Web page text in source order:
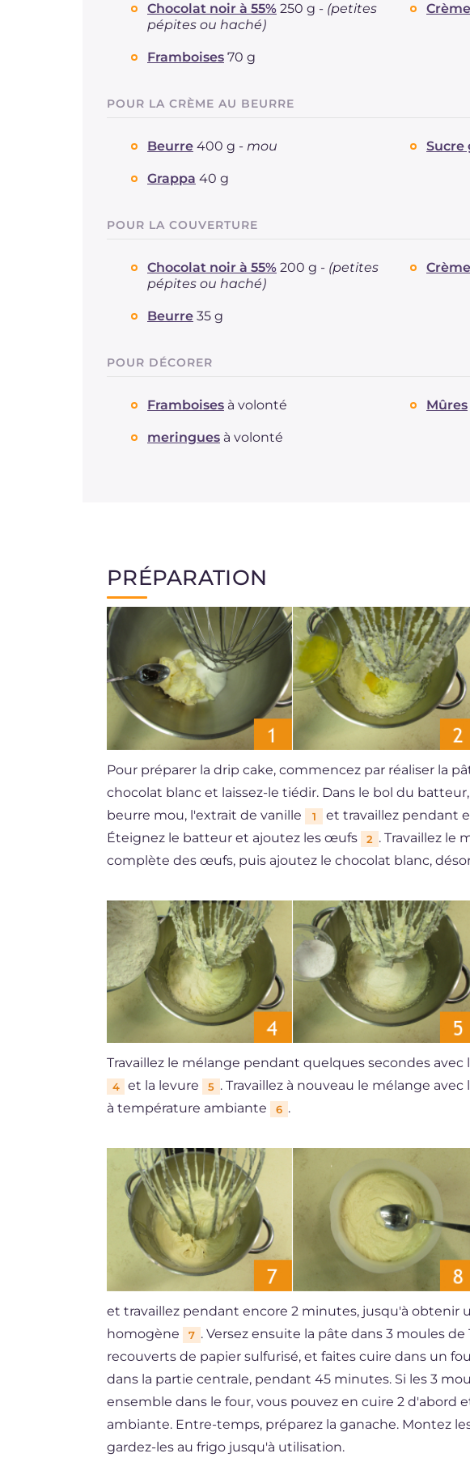
Chocolat noir à 55% 250 g - (petites
pépites ou haché)
Framboises 70 g
POUR LA CRÈME AU BEURRE
Beurre 400 g - mou Sucre
Grappa 40 g
POUR LA COUVERTURE
Chocolat noir à 55% 200 g - (petites
pépites ou haché)
Beurre 35 g
POUR DÉCORER
Framboises à volonté Mûres
meringues à volonté
PRÉPARATION
Pour préparer la drip cake, commencez par réaliser la
chocolat blanc et laissez-le tiédir. Dans le bol du
beurre mou, l'extrait de vanille
1
et travaillez pendant
Éteignez le batteur et ajoutez les œufs
2 . Travaillez le
complète des œufs, puis ajoutez le chocolat blanc,
Travaillez le mélange pendant quelques secondes avec
4 et la levure 5 . Travaillez à nouveau le mélange
à température ambiante
6 .
et travaillez pendant encore 2 minutes, jusqu'à obtenir
homogène
7 . Versez ensuite la pâte dans 3 moules
recouverts de papier sulfurisé, et faites cuire dans un
dans la partie centrale, pendant 45 minutes. Si les 3
ensemble dans le four, vous pouvez en cuire 2 d'abord
ambiante. Entre-temps, préparez la ganache. Montez
gardez-les au frigo jusqu'à utilisation.